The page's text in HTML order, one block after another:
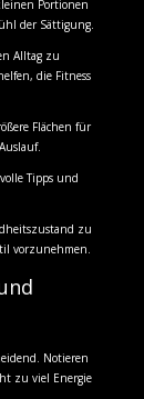
Portionen
der Sättigung.
Alltag zu
die Fitness
Flächen für
Tipps und
zu
vorzunehmen.
Notieren
zu viel Energie